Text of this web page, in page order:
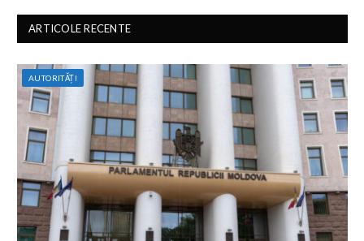
ARTICOLE RECENTE
AUTORITĂȚI